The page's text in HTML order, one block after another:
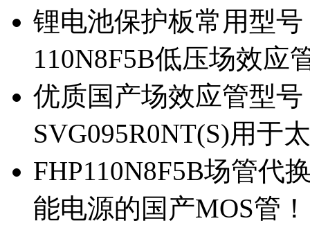
锂电池保护板常用型号
110N8F5B低压场效应
优质国产场效应管型
SVG095R0NT(S)用于
FHP110N8F5B场管代
能电源的国产MOS管！